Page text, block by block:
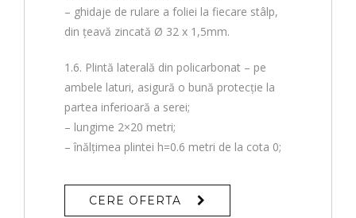
– ghidaje de rulare a foliei la fiecare stâlp,
din țeavă zincată Ø 32 x 1,5mm.
1.6. Plintă laterală din policarbonat – pe
ambele laturi, asigură o bună protecție la
partea inferioară a serei;
– lungime 2×20 metri;
– înălțimea plintei h=0.6 metri de la cota 0;
CERE OFERTA